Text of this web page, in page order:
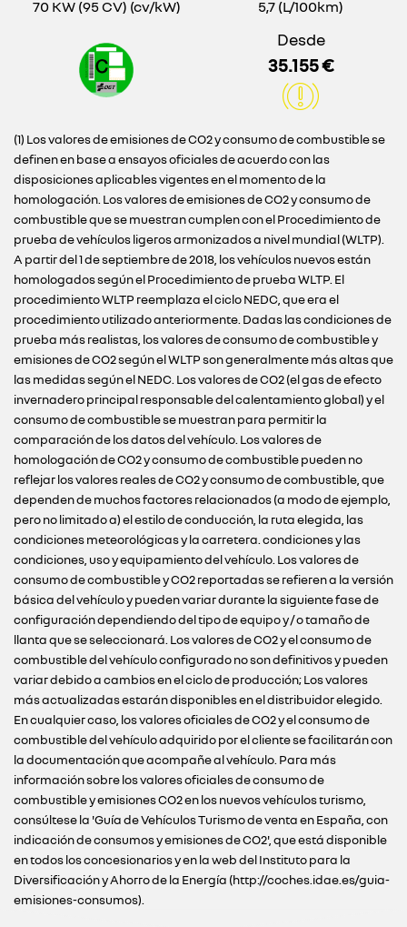
70 KW (95 CV) (cv/kW) 5,7 (L/100km)
Desde
35.155 €
(1) Los valores de emisiones de CO2 y consumo de combustible se
definen en base a ensayos oficiales de acuerdo con las
disposiciones aplicables vigentes en el momento de la
homologación. Los valores de emisiones de CO2 y consumo de
combustible que se muestran cumplen con el Procedimiento de
prueba de vehículos ligeros armonizados a nivel mundial (WLTP).
A partir del 1 de septiembre de 2018, los vehículos nuevos están
homologados según el Procedimiento de prueba WLTP. El
procedimiento WLTP reemplaza el ciclo NEDC, que era el
procedimiento utilizado anteriormente. Dadas las condiciones de
prueba más realistas, los valores de consumo de combustible y
emisiones de CO2 según el WLTP son generalmente más altas que
las medidas según el NEDC. Los valores de CO2 (el gas de efecto
invernadero principal responsable del calentamiento global) y el
consumo de combustible se muestran para permitir la
comparación de los datos del vehículo. Los valores de
homologación de CO2 y consumo de combustible pueden no
reflejar los valores reales de CO2 y consumo de combustible, que
dependen de muchos factores relacionados (a modo de ejemplo,
pero no limitado a) el estilo de conducción, la ruta elegida, las
condiciones meteorológicas y la carretera. condiciones y las
condiciones, uso y equipamiento del vehículo. Los valores de
consumo de combustible y CO2 reportadas se refieren a la versión
básica del vehículo y pueden variar durante la siguiente fase de
configuración dependiendo del tipo de equipo y / o tamaño de
llanta que se seleccionará. Los valores de CO2 y el consumo de
combustible del vehículo configurado no son definitivos y pueden
variar debido a cambios en el ciclo de producción; Los valores
más actualizadas estarán disponibles en el distribuidor elegido.
En cualquier caso, los valores oficiales de CO2 y el consumo de
combustible del vehículo adquirido por el cliente se facilitarán con
la documentación que acompañe al vehículo. Para más
información sobre los valores oficiales de consumo de
combustible y emisiones CO2 en los nuevos vehículos turismo,
consúltese la 'Guía de Vehículos Turismo de venta en España, con
indicación de consumos y emisiones de CO2', que está disponible
en todos los concesionarios y en la web del Instituto para la
Diversificación y Ahorro de la Energía (http://coches.idae.es/guia-
emisiones-consumos).